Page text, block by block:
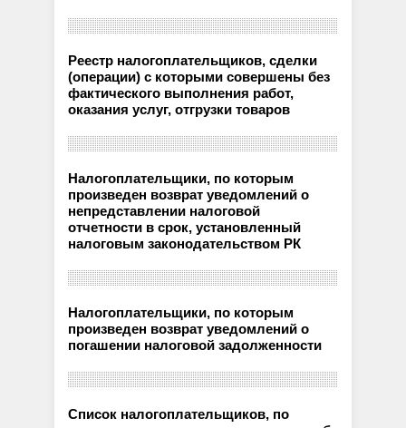
Реестр налогоплательщиков, сделки
(операции) с которыми совершены без
фактического выполнения работ,
оказания услуг, отгрузки товаров
Налогоплательщики, по которым
произведен возврат уведомлений о
непредставлении налоговой
отчетности в срок, установленный
налоговым законодательством РК
Налогоплательщики, по которым
произведен возврат уведомлений о
погашении налоговой задолженности
Список налогоплательщиков, по